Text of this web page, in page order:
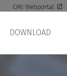
CMI Webportal
DOWNLOAD